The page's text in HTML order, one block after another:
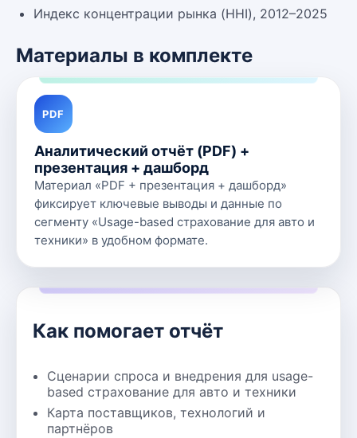
Как помогает отчёт
Сценарии спроса и внедрения для usage-
based страхование для авто и техники
Карта поставщиков, технологий и
партнёров
Индекс концентрации рынка (HHI), 2012–2025
Материалы в комплекте
PDF
Аналитический отчёт (PDF) +
презентация + дашборд
Материал «PDF + презентация + дашборд»
фиксирует ключевые выводы и данные по
сегменту «Usage-based страхование для авто и
техники» в удобном формате.